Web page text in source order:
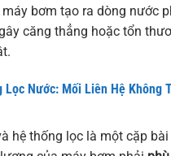
bơm tạo ra dòng nước
căng thẳng hoặc tổn
Lọc Nước: Mối Liên Hệ Không
hệ thống lọc là một cặp bài